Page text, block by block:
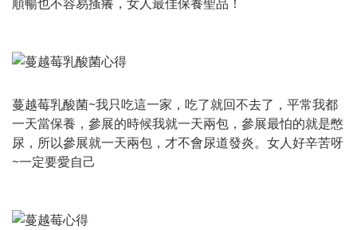
蔓越莓乳酸菌~我只吃這一家，吃了就回不去了，平常我都
一天當保養，參展的時候我就一天兩包，參展最怕的就是憋
尿，所以參展就一天兩包，才不會尿道發炎。女人好辛苦呀
~一定要愛自己